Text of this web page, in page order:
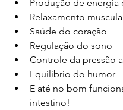
Produção de energia
Relaxamento
Saúde do coração
Regulação do sono
Controle da pressão
Equilíbrio do humor
E até no bom
intestino!